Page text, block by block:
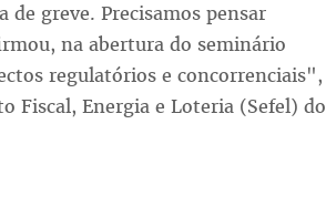
de greve. Precisamos pensar
na abertura do seminário
regulatórios e concorrenciais",
Fiscal, Energia e Loteria (Sefel) do